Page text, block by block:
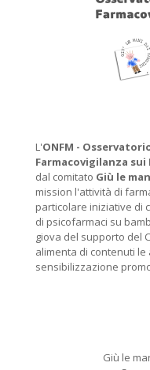
L'ONFM -
Farmacovigilanza sui
dal comitato Giù le
mission l'attività di
particolare iniziative di
di psicofarmaci su
giova del supporto del
alimenta di contenuti
sensibilizzazione
Giù le